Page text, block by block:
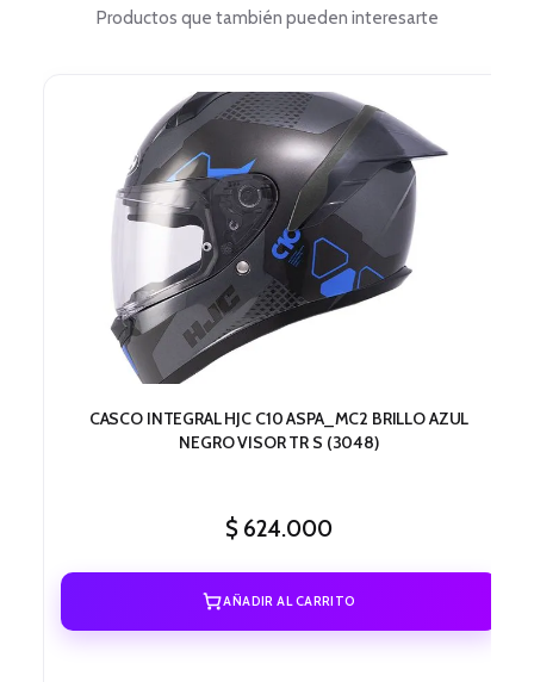
Productos que también pueden interesarte
CASCO INTEGRAL HJC C10 ASPA_MC2 BRILLO AZUL
NEGRO VISOR TR S (3048)
$ 624.000
AÑADIR AL CARRITO